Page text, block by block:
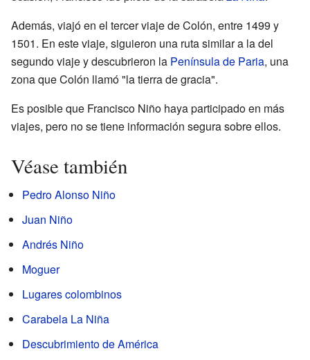
Además, viajó en el tercer viaje de Colón, entre 1499 y
1501. En este viaje, siguieron una ruta similar a la del
segundo viaje y descubrieron la Península de Paria, una
zona que Colón llamó "la tierra de gracia".
Es posible que Francisco Niño haya participado en más
viajes, pero no se tiene información segura sobre ellos.
Véase también
Pedro Alonso Niño
Juan Niño
Andrés Niño
Moguer
Lugares colombinos
Carabela La Niña
Descubrimiento de América